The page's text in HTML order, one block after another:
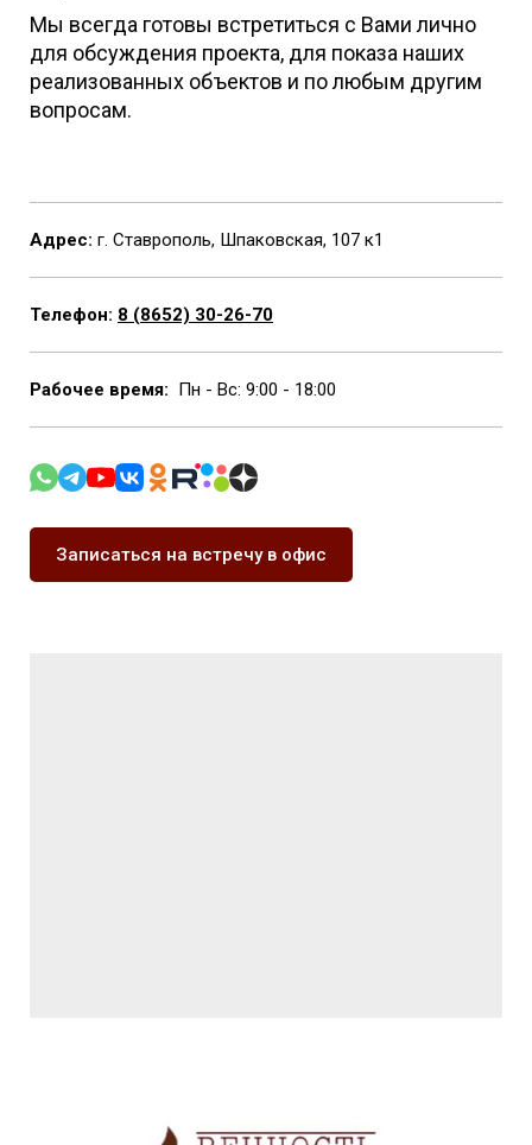
Мы всегда готовы встретиться с Вами лично
для обсуждения проекта, для показа наших
реализованных объектов и по любым другим
вопросам.
Адрес: г. Ставрополь, Шпаковская, 107 к1
Телефон: 8 (8652) 30-26-70
Рабочее время: Пн - Вс: 9:00 - 18:00
Записаться на встречу в офис